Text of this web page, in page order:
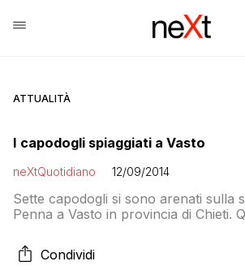
ATTUALITÀ
I capodogli spiaggiati a Vasto
neXtQuotidiano 12/09/2014
Sette capodogli si sono arenati sulla
Penna a Vasto in provincia di Chieti.
sarebbero già morti mentre
informazioni. I cetacei sono stati
Condividi